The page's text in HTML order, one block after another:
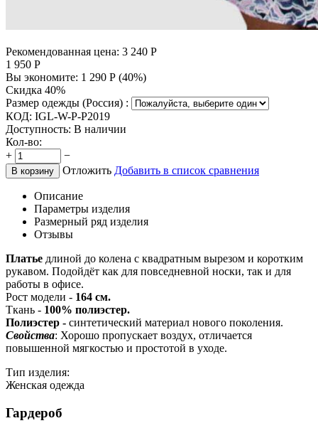
Рекомендованная цена: 3 240 Р
1 950 Р
Вы экономите: 1 290 Р (40%)
Скидка 40%
Размер одежды (Россия) :
КОД: IGL-W-P-P2019
Доступность: В наличии
Кол-во:
+
−
В корзину Отложить Добавить в список сравнения
Описание
Параметры изделия
Размерный ряд изделия
Отзывы
Платье длиной до колена с квадратным вырезом и коротким
рукавом. Подойдёт как для повседневной носки, так и для
работы в офисе.
Рост модели - 164 см.
Ткань - 100% полиэстер.
Полиэстер - синтетический материал нового поколения.
Свойства: Хорошо пропускает воздух, отличается
повышенной мягкостью и простотой в уходе.
Тип изделия:
Женская одежда
Гардероб